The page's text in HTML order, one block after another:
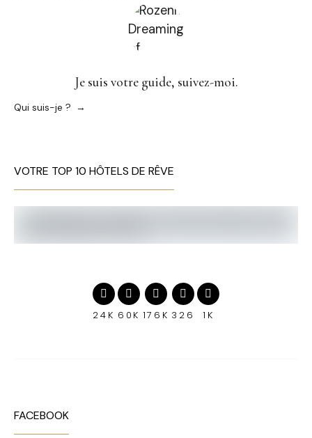
Je suis votre guide, suivez-moi.
Qui suis-je ?
VOTRE TOP 10 HÔTELS DE RÊVE
24K 60K 176K 326 1K
FACEBOOK